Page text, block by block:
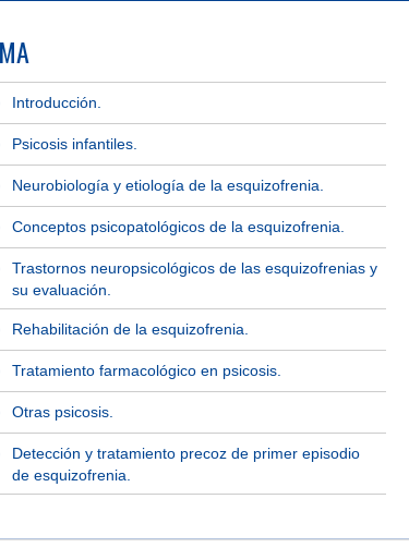
Introducción.
Psicosis infantiles.
Neurobiología y etiología de la esquizofrenia.
Conceptos psicopatológicos de la esquizofrenia.
Trastornos neuropsicológicos de las esquizofrenias y
su evaluación.
Rehabilitación de la esquizofrenia.
Tratamiento farmacológico en psicosis.
Otras psicosis.
Detección y tratamiento precoz de primer episodio
de esquizofrenia.